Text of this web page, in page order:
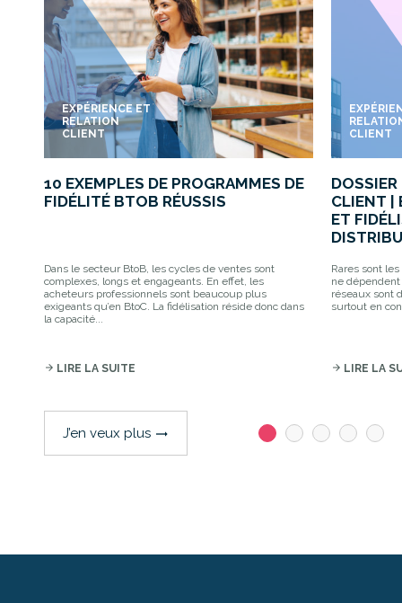
EXPÉRIENCE ET
RELATION
CLIENT
10 EXEMPLES DE PROGRAMMES DE
FIDÉLITÉ BTOB RÉUSSIS
Dans le secteur BtoB, les cycles de ventes sont
complexes, longs et engageants. En effet, les
acheteurs professionnels sont beaucoup plus
exigeants qu’en BtoC. La fidélisation réside donc dans
la capacité...
arrow_forward LIRE LA SUITE
CLIENT
CLIENT |
ET
Rares sont
ne
réseaux sont
surtout en
arrow_forward LIRE LA
J’en veux plus trending_flat